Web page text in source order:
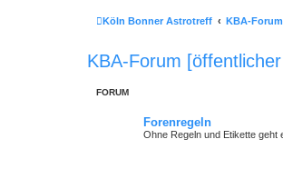
Köln Bonner Astrotreff KBA-
KBA-Forum
FORUM
Forenregeln
Ohne Regeln und Etikette geht